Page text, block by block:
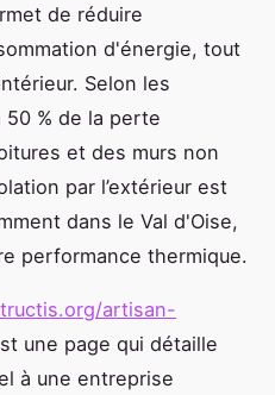
de réduire
d'énergie, tout
Selon les
% de la perte
et des murs non
par l’extérieur est
dans le Val d'Oise,
performance thermique.
artisan-
une page qui détaille
à une entreprise